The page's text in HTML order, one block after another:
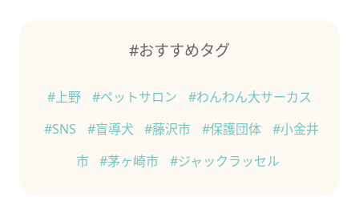
#おすすめタグ
#上野 #ペットサロン
#わんわん大サーカス
#SNS
#盲導犬 #藤沢市 #保護団体
#小金井
市 #茅ヶ崎市 #ジャックラッセル